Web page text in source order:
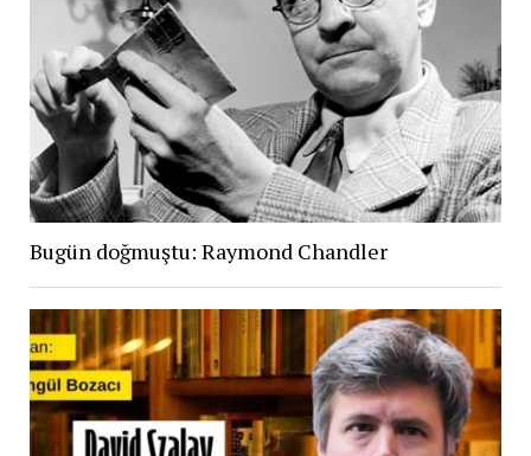
Bugün doğmuştu: Raymond Chandler